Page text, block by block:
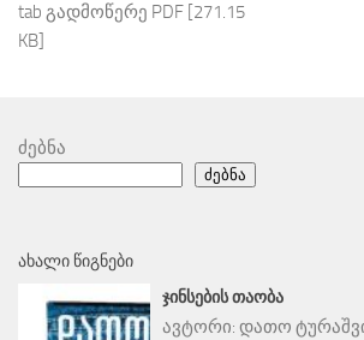
tab გადმოწერე PDF [271.15
KB]
ძებნა
ძებნა
ᲐᲮᲐᲚᲘ ᲬᲘᲒᲜᲔᲑᲘ
ᲯᲘᲜᲡᲔᲑᲘᲡ ᲗᲐᲝᲑᲐ
ავტორი: დათო